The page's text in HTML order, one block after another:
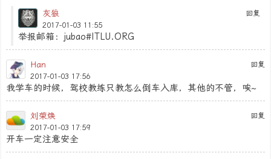
回复
灰狼
2017-01-03 11:55
举报邮箱：jubao#ITLU.ORG
回复
Han
2017-01-03 17:56
我学车的时候，驾校教练只教怎么倒车入库，其他的不管，唉~
回复
刘荣焕
2017-01-03 17:59
开车一定注意安全